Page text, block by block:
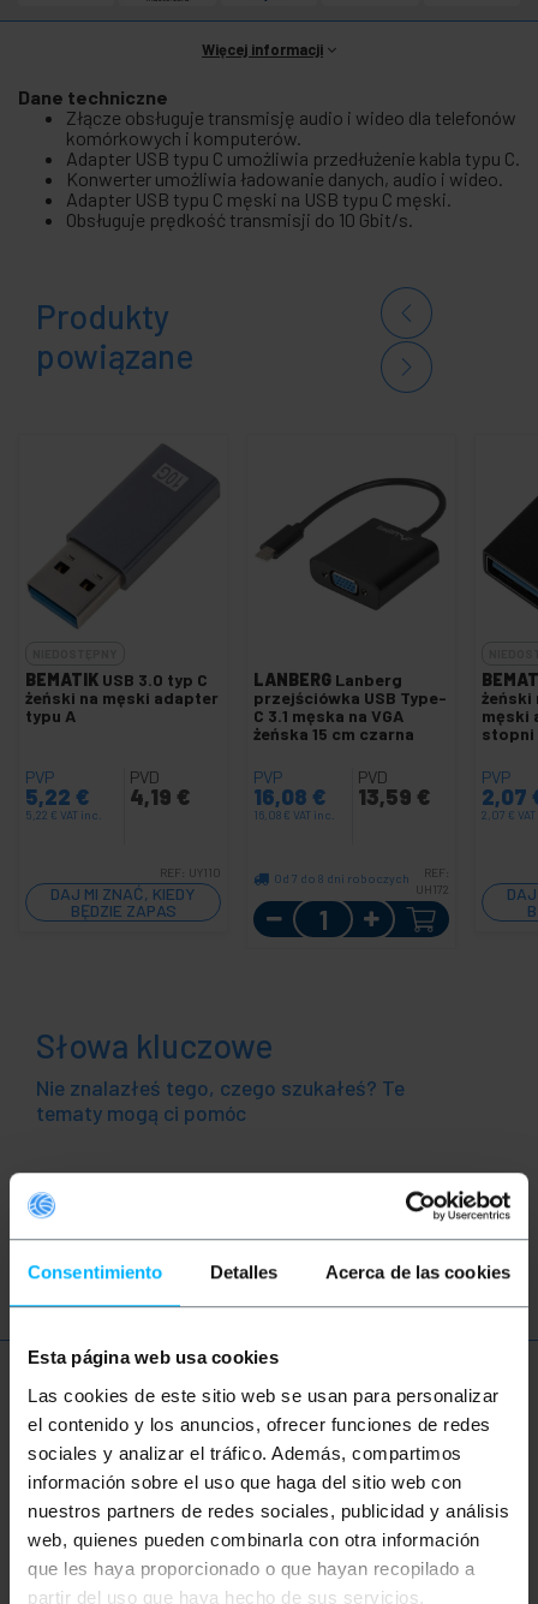
Consentimiento Detalles Acerca de las cookies
Esta página web usa cookies
Las cookies de este sitio web se usan para personalizar
el contenido y los anuncios, ofrecer funciones de redes
sociales y analizar el tráfico. Además, compartimos
información sobre el uso que haga del sitio web con
nuestros partners de redes sociales, publicidad y análisis
web, quienes pueden combinarla con otra información
que les haya proporcionado o que hayan recopilado a
partir del uso que haya hecho de sus servicios.
Więcej informacji
Dane techniczne
Złącze obsługuje transmisję audio i wideo dla telefonów
komórkowych i komputerów.
Adapter USB typu C umożliwia przedłużenie kabla typu C.
Konwerter umożliwia ładowanie danych, audio i wideo.
Adapter USB typu C męski na USB typu C męski.
Obsługuje prędkość transmisji do 10 Gbit/s.
Produkty
powiązane
BEMATIK USB 3.0 typ C
żeński na męski adapter
typu A
PVP
5,22 €
5,22 € VAT inc.
PVD
4,19 €
REF: UY110
DAJ MI ZNAĆ, KIEDY
BĘDZIE ZAPAS
LANBERG Lanberg
przejściówka USB Type-
C 3.1 męska na VGA
żeńska 15 cm czarna
PVP
16,08 €
16,08 € VAT inc.
PVD
13,59 €
Od 7 do 8 dni roboczych
REF:
UH172
Ilość
żeński
męski
stopni
PVP
2,07
2,07 €
Słowa kluczowe
Nie znalazłeś tego, czego szukałeś? Te
tematy mogą ci pomóc
złącze
Więcej informacji
Opis
Adapter USB z męskim złączem USB 3.1 typu C na
jednym końcu i męskim złączem USB 3.1 typu C na